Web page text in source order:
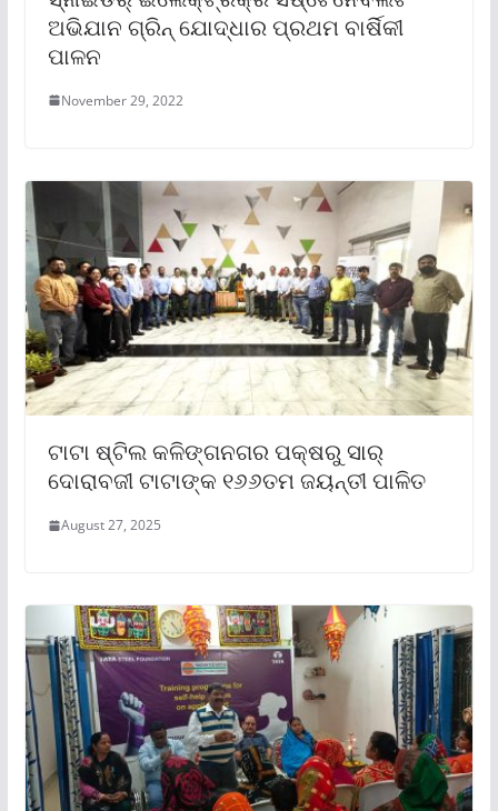
ଅଭିଯାନ ଗ୍ରିନ୍ ଯୋଦ୍ଧାର ପ୍ରଥମ ବାର୍ଷିକୀ
ପାଳନ
November 29, 2022
ଟାଟା ଷ୍ଟିଲ କଳିଙ୍ଗନଗର ପକ୍ଷରୁ ସାର୍
ଦୋରାବଜୀ ଟାଟାଙ୍କ ୧୬୬ତମ ଜୟନ୍ତୀ ପାଳିତ
August 27, 2025